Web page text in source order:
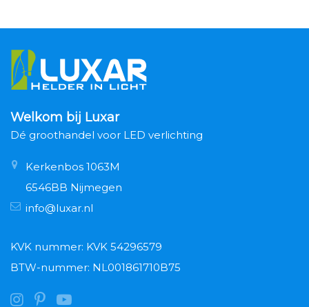
Welkom bij Luxar
Dé groothandel voor LED verlichting
Kerkenbos 1063M
6546BB Nijmegen
info@luxar.nl
KVK nummer: KVK 54296579
BTW-nummer: NL001861710B75